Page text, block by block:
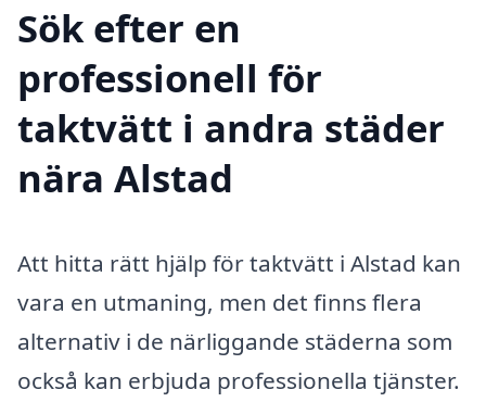
Sök efter en
professionell för
taktvätt i andra städer
nära Alstad
Att hitta rätt hjälp för taktvätt i Alstad kan
vara en utmaning, men det finns flera
alternativ i de närliggande städerna som
också kan erbjuda professionella tjänster.